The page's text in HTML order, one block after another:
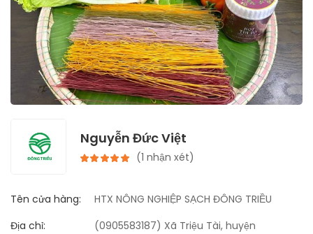
Nguyễn Đức Việt
(1 nhận xét)
Tên cửa hàng:
HTX NÔNG NGHIỆP SẠCH ĐÔNG TRIỀU
Địa chỉ:
(0905583187) Xã Triệu Tài, huyện